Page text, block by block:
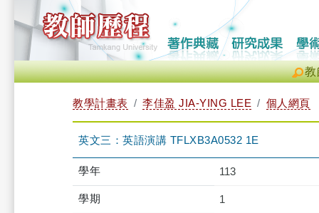
教
教學計畫表 李佳盈 JIA-YING LEE 個人網頁
英文三：英語演講 TFLXB3A0532 1E
學年 113
學期 1